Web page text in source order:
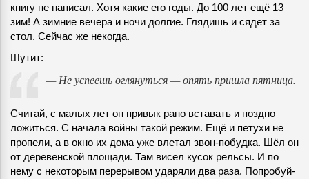
книгу не написал. Хотя какие его годы. До 100 лет ещё 13
зим! А зимние вечера и ночи долгие. Глядишь и сядет за
стол. Сейчас же некогда.
Шутит:
— Не успеешь оглянуться — опять пришла пятница.
Считай, с малых лет он привык рано вставать и поздно
ложиться. С начала войны такой режим. Ещё и петухи не
пропели, а в окно их дома уже влетал звон-побудка. Шёл он
от деревенской площади. Там висел кусок рельсы. И по
нему с некоторым перерывом ударяли два раза. Попробуй-